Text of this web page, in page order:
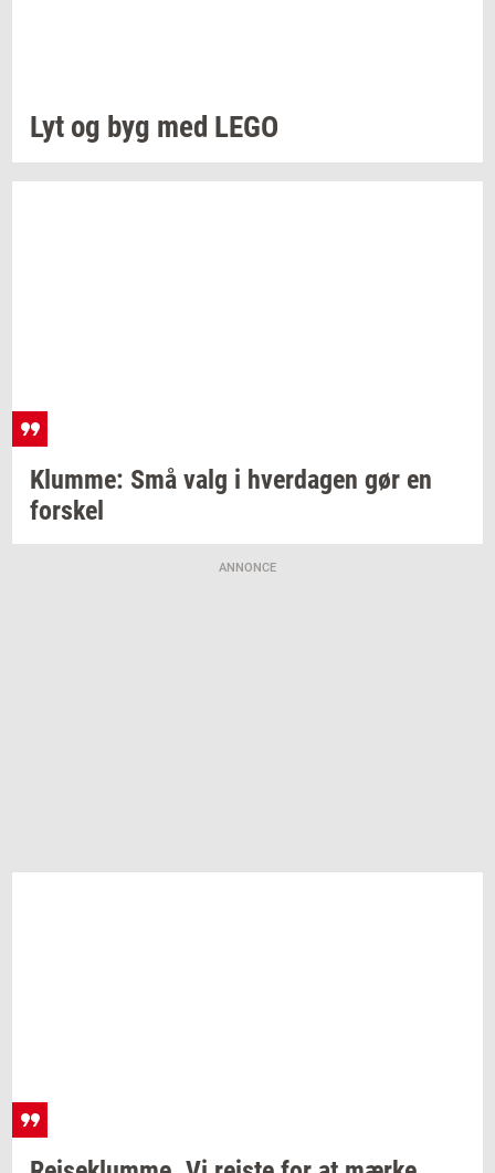
Lyt og byg med LEGO
Klum­me: Små valg i hver­da­gen gør en
for­skel
ANNONCE